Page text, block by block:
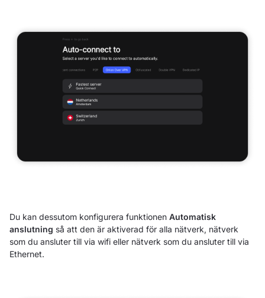
Du kan dessutom konfigurera funktionen Automatisk
anslutning så att den är aktiverad för alla nätverk, nätverk
som du ansluter till via wifi eller nätverk som du ansluter till via
Ethernet.